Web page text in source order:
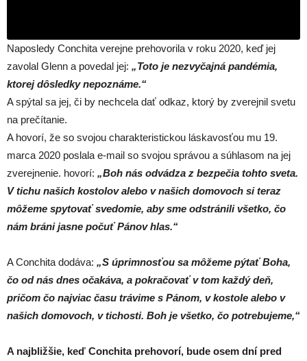
Naposledy Conchita verejne prehovorila v roku 2020, keď jej
zavolal Glenn a povedal jej: „Toto je nezvyčajná pandémia,
ktorej dôsledky nepoznáme.“
A spýtal sa jej, či by nechcela dať odkaz, ktorý by zverejnil svetu
na prečítanie.
A hovorí, že so svojou charakteristickou láskavosťou mu 19.
marca 2020 poslala e-mail so svojou správou a súhlasom na jej
zverejnenie. hovorí: „Boh nás odvádza z bezpečia tohto sveta.
V tichu našich kostolov alebo v našich domovoch si teraz
môžeme spytovať svedomie, aby sme odstránili všetko, čo
nám bráni jasne počuť Pánov hlas.“
A Conchita dodáva: „S úprimnosťou sa môžeme pýtať Boha,
čo od nás dnes očakáva, a pokračovať v tom každý deň,
pričom čo najviac času trávime s Pánom, v kostole alebo v
našich domovoch, v tichosti. Boh je všetko, čo potrebujeme,“
A najbližšie, keď Conchita prehovorí, bude osem dní pred